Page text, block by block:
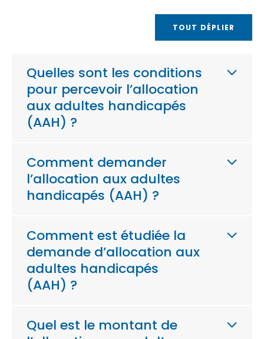
TOUT DÉPLIER
Quelles sont les conditions
pour percevoir l’allocation
aux adultes handicapés
(AAH) ?
Comment demander
l’allocation aux adultes
handicapés (AAH) ?
Comment est étudiée la
demande d’allocation aux
adultes handicapés
(AAH) ?
Quel est le montant de